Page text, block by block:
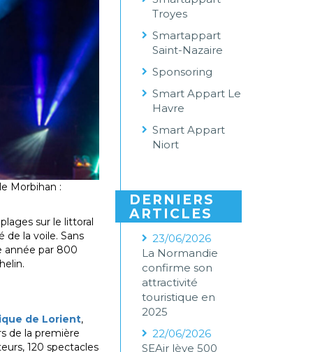
Morbihan :
sur le littoral
de la voile. Sans
année par 800
de Lorient,
de la première
120 spectacles
Troyes
Smartappart
Saint-Nazaire
Sponsoring
Smart Appart Le
Havre
Smart Appart
Niort
DERNIERS
ARTICLES
23/06/2026
La Normandie
confirme son
attractivité
touristique en
2025
22/06/2026
SEAir lève 500